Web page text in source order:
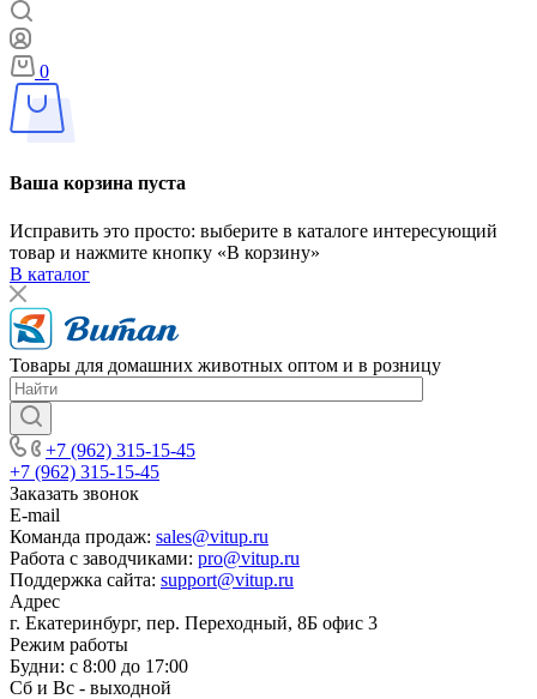
0
Ваша корзина пуста
Исправить это просто: выберите в каталоге интересующий
товар и нажмите кнопку «В корзину»
В каталог
Товары для домашних животных оптом и в розницу
+7 (962) 315-15-45
+7 (962) 315-15-45
Заказать звонок
E-mail
Команда продаж: sales@vitup.ru
Работа с заводчиками: pro@vitup.ru
Поддержка сайта: support@vitup.ru
Адрес
г. Екатеринбург, пер. Переходный, 8Б офис 3
Режим работы
Будни: с 8:00 до 17:00
Сб и Вс - выходной